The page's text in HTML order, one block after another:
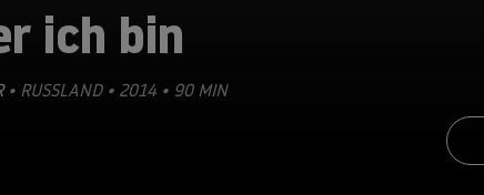
ich bin
• RUSSLAND • 2014 • 90 MIN